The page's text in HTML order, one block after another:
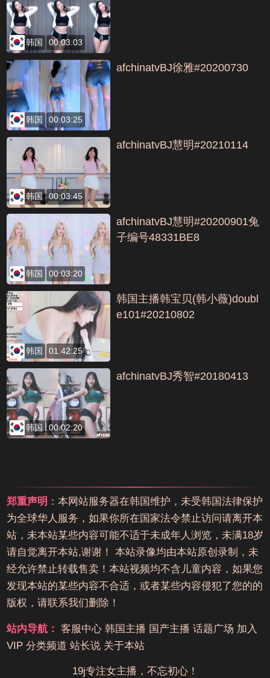
韩国 00:03:03
韩国 00:03:25
afchinatvBJ徐雅#20200730
韩国 00:03:45
afchinatvBJ慧明#20210114
韩国 00:03:20
afchinatvBJ慧明#20200901兔
子编号48331BE8
韩国 01:42:25
韩国主播韩宝贝(韩小薇)doubl
e101#20210802
韩国 00:02:20
afchinatvBJ秀智#20180413
郑重声明 ：本网站服务器在韩国维护，未受韩国法律保护
为全球华人服务，如果你所在国家法令禁止访问请离开本
站，未本站某些内容可能不适于未成年人浏览，未满18岁
请自觉离开本站,谢谢！ 本站录像均由本站原创录制，未
经允许禁止转载售卖！本站视频均不含儿童内容，如果您
发现本站的某些内容不合适，或者某些内容侵犯了您的的
版权，请联系我们删除！
站内导航： 客服中心 韩国主播 国产主播 话题广场 加入
VIP 分类频道 站长说 关于本站
19j专注女主播，不忘初心！